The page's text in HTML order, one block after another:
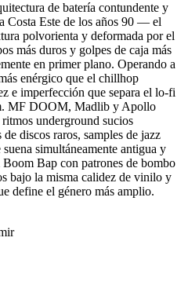
de batería contundente y
Costa Este de los años 90 — el
polvorienta y deformada por el
más duros y golpes de caja más
en primer plano. Operando a
enérgico que el chillhop
e imperfección que separa el lo-fi
MF DOOM, Madlib y Apollo
underground sucios
discos raros, samples de jazz
simultáneamente antigua y
Bap con patrones de bombo
bajo la misma calidez de vinilo y
define el género más amplio.